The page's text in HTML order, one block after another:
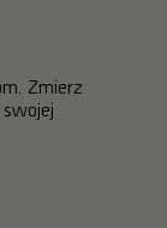
Zmierz